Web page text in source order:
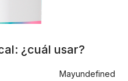
¿cuál usar?
Mayundefined